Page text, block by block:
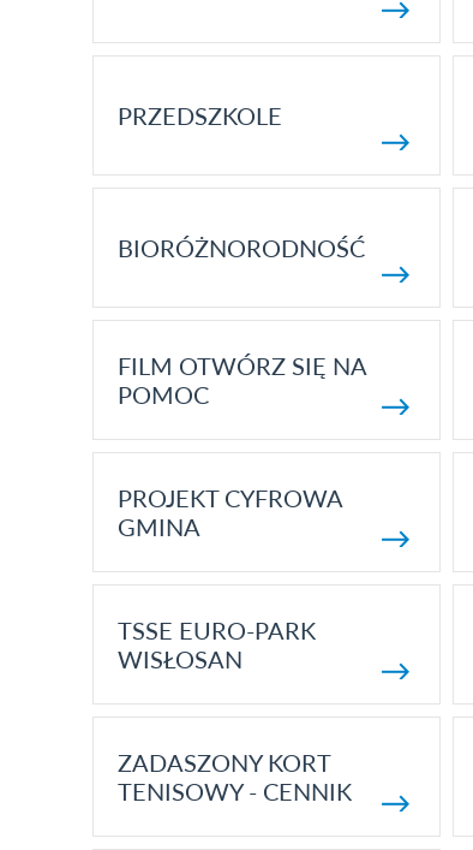
PRZEDSZKOLE
BIORÓŻNORODNOŚĆ
FILM OTWÓRZ SIĘ NA
POMOC
PROJEKT CYFROWA
GMINA
TSSE EURO-PARK
WISŁOSAN
ZADASZONY KORT
TENISOWY - CENNIK